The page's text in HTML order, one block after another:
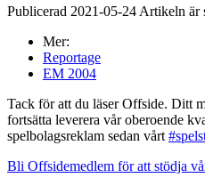
Publicerad 2021-05-24 Artikeln är
Mer:
Reportage
EM 2004
Tack för att du läser Offside. Ditt
fortsätta leverera vår oberoende
spelbolagsreklam sedan vårt
Bli Offsidemedlem för att stödja